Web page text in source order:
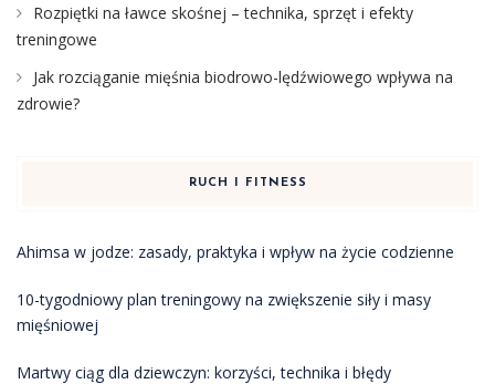
Rozpiętki na ławce skośnej – technika, sprzęt i efekty
treningowe
Jak rozciąganie mięśnia biodrowo-lędźwiowego wpływa na
zdrowie?
RUCH I FITNESS
Ahimsa w jodze: zasady, praktyka i wpływ na życie codzienne
10-tygodniowy plan treningowy na zwiększenie siły i masy
mięśniowej
Martwy ciąg dla dziewczyn: korzyści, technika i błędy